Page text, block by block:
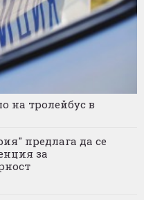
на тролейбус в
предлага да се
за